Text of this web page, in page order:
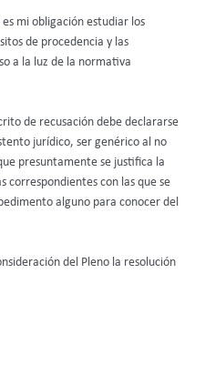
mi obligación estudiar los
de procedencia y las
a la luz de la normativa
de recusación debe declararse
jurídico, ser genérico al no
presuntamente se justifica la
correspondientes con las que se
alguno para conocer del
del Pleno la resolución